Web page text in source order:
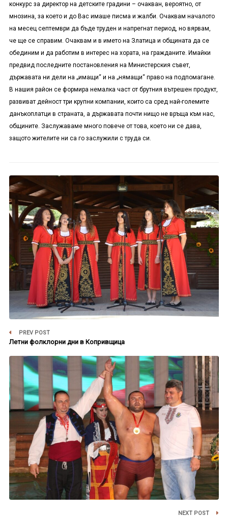
конкурс за директор на детските градини – очакван, вероятно, от
мнозина, за което и до Вас имаше писма и жалби. Очаквам началото
на месец септември да бъде труден и напрегнат период, но вярвам,
че ще се справим. Очаквам и в името на Златица и общината да се
обединим и да работим в интерес на хората, на гражданите. Имайки
предвид последните постановления на Министерския съвет,
държавата ни дели на „имащи“ и на „нямащи“ право на подпомагане.
В нашия район се формира немалка част от брутния вътрешен продукт,
развиват дейност три крупни компании, които са сред най-големите
данъкоплатци в страната, а държавата почти нищо не връща към нас,
общините. Заслужаваме много повече от това, което ни се дава,
защото жителите ни са го заслужили с труда си.
PREV POST
Летни фолклорни дни в Копривщица
NEXT POST